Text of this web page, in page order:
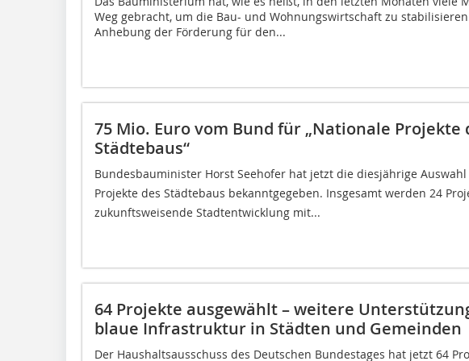
Weg gebracht, um die Bau- und Wohnungswirtschaft zu
Anhebung der Förderung für den...
75 Mio. Euro vom Bund für „Nationale Projekte
Städtebaus“
Bundesbauminister Horst Seehofer hat jetzt die diesjährige Auswahl
Projekte des Städtebaus bekanntgegeben. Insgesamt werden 24
zukunftsweisende Stadtentwicklung mit...
64 Projekte ausgewählt – weitere
blaue Infrastruktur in Städten und Gemeinden
Der Haushaltsausschuss des Deutschen Bundestages hat jetzt 64